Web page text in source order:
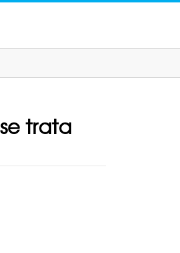
trata